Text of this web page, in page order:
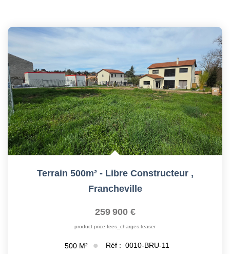
Terrain 500m² - Libre Constructeur ,
Francheville
259 900 €
product.price.fees_charges.teaser
500 M² Réf : 0010-BRU-11